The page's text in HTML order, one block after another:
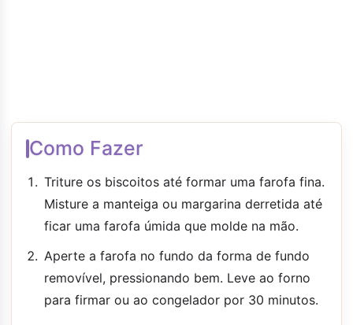
Como Fazer
Triture os biscoitos até formar uma farofa fina.
Misture a manteiga ou margarina derretida até
ficar uma farofa úmida que molde na mão.
Aperte a farofa no fundo da forma de fundo
removível, pressionando bem. Leve ao forno
para firmar ou ao congelador por 30 minutos.